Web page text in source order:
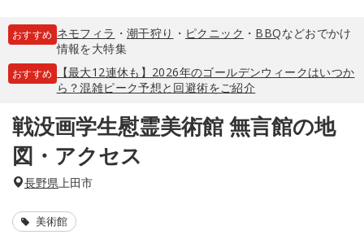
おすすめ ネモフィラ ・ 潮干狩り ・ ピクニック ・ BBQなどおでかけ
情報を大特集
おすすめ
【最大12連休も】2026年のゴールデンウィークはいつか
ら？混雑ピーク予想と回避術をご紹介
戦没画学生慰霊美術館 無言館の地
図・アクセス
長野県上田市
美術館